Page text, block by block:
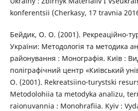
konferentsii (Cherkasy, 17 travnia
Бейдик, О. О. (2001). Рекреаційно-
України: Методологія та методика
районування : Монографія. Київ :
поліграфічний центр «Київський
O. (2001). Rekreatsiino-turystski
Metodolohiia ta metodyka analizu,
raionuvannia : Monohrafiia. Kyiv :